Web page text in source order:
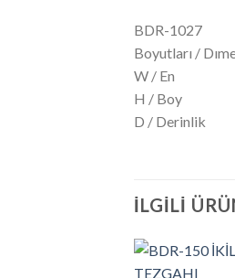
BDR-1027
Boyutları /
W / En
H / Boy
D / Derinlik
İLGILI